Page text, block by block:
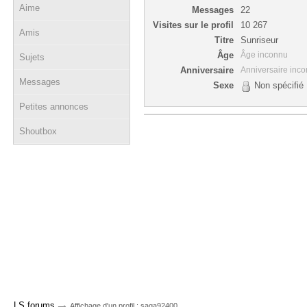
Aime
Amis
Sujets
Messages
Petites annonces
Shoutbox
Messages
22
Visites sur le profil
10 267
Titre
Sunriseur
Âge
Âge inconnu
Anniversaire Anniversaire
Sexe Non spécifié